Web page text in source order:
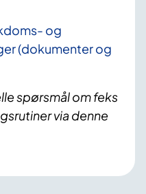
og
(dokumenter og
spørsmål om feks
via denne